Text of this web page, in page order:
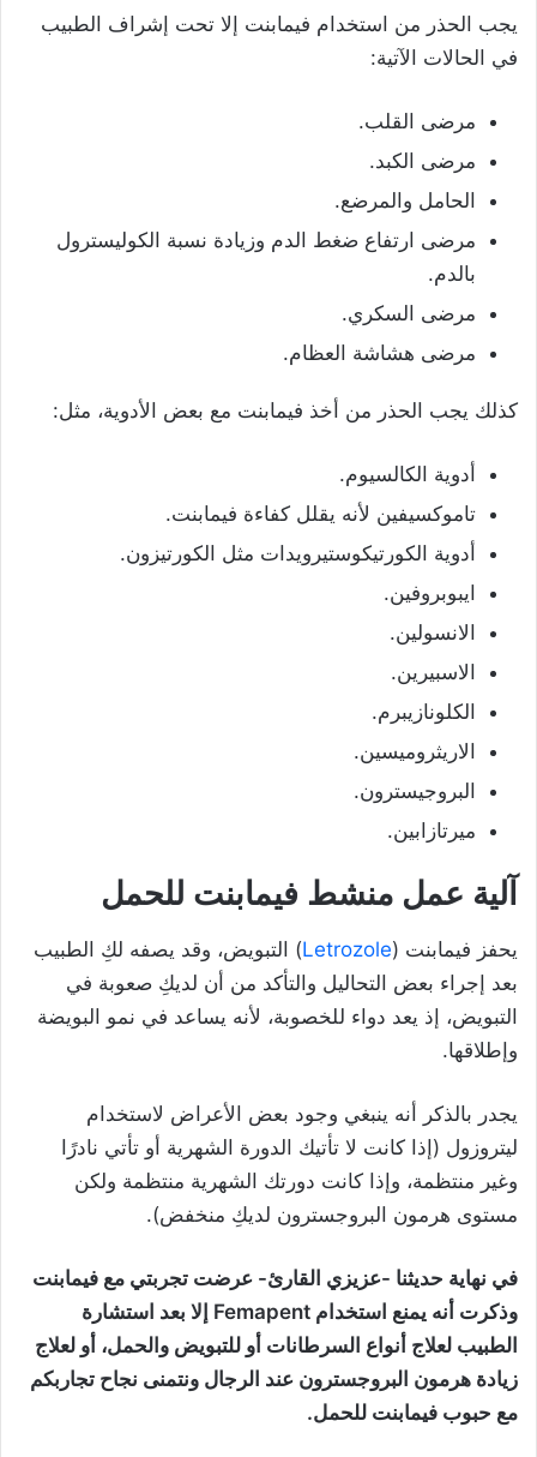
يجب الحذر من استخدام فيمابنت إلا تحت إشراف الطبيب
في الحالات الآتية:
مرضى القلب.
مرضى الكبد.
الحامل والمرضع.
مرضى ارتفاع ضغط الدم وزيادة نسبة الكوليسترول
بالدم.
مرضى السكري.
مرضى هشاشة العظام.
كذلك يجب الحذر من أخذ فيمابنت مع بعض الأدوية، مثل:
أدوية الكالسيوم.
تاموكسيفين لأنه يقلل كفاءة فيمابنت.
أدوية الكورتيكوستيرويدات مثل الكورتيزون.
ايبوبروفين.
الانسولين.
الاسبيرين.
الكلونازيبرم.
الاريثروميسين.
البروجيسترون.
ميرتازابين.
آلية عمل منشط فيمابنت للحمل
يحفز فيمابنت (Letrozole) التبويض، وقد يصفه لكِ الطبيب
بعد إجراء بعض التحاليل والتأكد من أن لديكِ صعوبة في
التبويض، إذ يعد دواء للخصوبة، لأنه يساعد في نمو البويضة
وإطلاقها.
يجدر بالذكر أنه ينبغي وجود بعض الأعراض لاستخدام
ليتروزول (إذا كانت لا تأتيك الدورة الشهرية أو تأتي نادرًا
وغير منتظمة، وإذا كانت دورتك الشهرية منتظمة ولكن
مستوى هرمون البروجسترون لديكِ منخفض).
في نهاية حديثنا -عزيزي القارئ- عرضت تجربتي مع فيمابنت
وذكرت أنه يمنع استخدام Femapent إلا بعد استشارة
الطبيب لعلاج أنواع السرطانات أو للتبويض والحمل، أو لعلاج
زيادة هرمون البروجسترون عند الرجال ونتمنى نجاح تجاربكم
مع حبوب فيمابنت للحمل.